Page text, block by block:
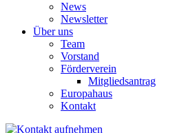
News
Newsletter
Über uns
Team
Vorstand
Förderverein
Mitgliedsantrag
Europahaus
Kontakt